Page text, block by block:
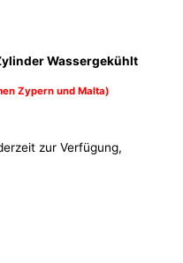
Wassergekühlt
Zypern und Malta)
zur Verfügung,